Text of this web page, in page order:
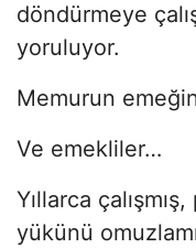
döndürmeye
yoruluyor.
Memurun
Ve emekliler…
Yıllarca
yükünü